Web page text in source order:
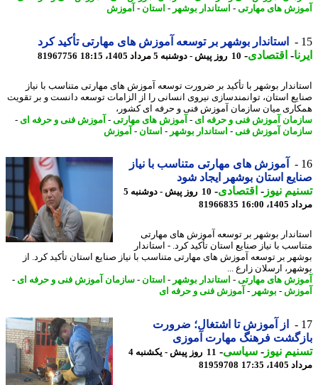
های مهارتی-استاندار بوشهر-استان-آموزش
استاندار بوشهر بر توسعه آموزش های مهارتی تأکید کرد
-اقتصادی-10 روز پیش - دوشنبه 5 مرداد 1405، 18:15 81967756
بوشهر با تأکید بر ضرورت توسعه آموزش های مهارتی متناسب با نیاز
استان، توانمندسازی نیروی انسانی را از الزامات توسعه دانست و بر تقویت
میان سازمان آموزش فنی و حرفه ای کشور،
آموزش فنی و حرفه ای- آموزش های مهارتی-آموزش فنی و حرفه ای-
آموزش فنی -استاندار بوشهر-استان-آموزش
آموزش های مهارتی متناسب با نیاز
استان بوشهر ایجاد شود
نیوز-اقتصادی-
10 روز پیش - دوشنبه 5
16:00
81966835
بوشهر بر توسعه آموزش های مهارتی
با نیاز صنایع استان تأکید کرد. - استاندار
بر توسعه آموزش های مهارتی متناسب با نیاز صنایع استان تأکید کرد. از
ارسلان زارع ...
های مهارتی-استاندار بوشهر-استان-سازمان آموزش فنی و حرفه ای-
-بوشهر-آموزش فنی و حرفه ای
از آموزش تا اشتغال؛ ضرورت
فرهنگ مهارت آموزی
نیوز-سیاسی-
11 روز پیش - یکشنبه 4
17:35
81959708